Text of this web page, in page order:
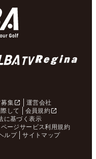
募集
運営会社
して
会員規約
に基づく表示
ページサービス利用規約
ルプ サイトマップ